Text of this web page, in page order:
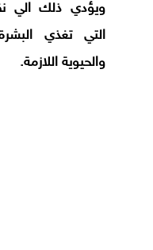
ويؤدي ذلك الي
التي تغذي
والحيوية اللازمة.